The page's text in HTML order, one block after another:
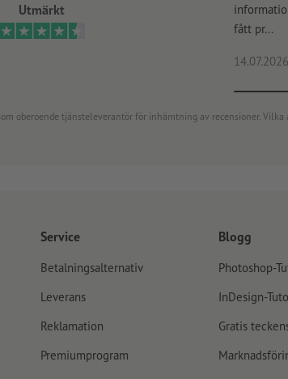
Utmärkt
fått pr...
14.07.2026
oberoende tjänsteleverantör för inhämtning av recensioner.
Service
Betalningsalternativ
Leverans
Reklamation
Premiumprogram
Blogg
Photoshop-
InDesign-
Gratis